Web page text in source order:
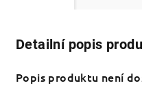
Detailní popis
Popis produktu není